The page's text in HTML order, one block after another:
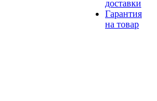
доставки
Гарантия
на товар